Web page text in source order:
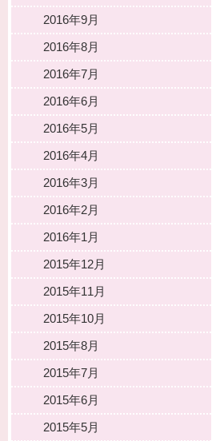
2016年9月
2016年8月
2016年7月
2016年6月
2016年5月
2016年4月
2016年3月
2016年2月
2016年1月
2015年12月
2015年11月
2015年10月
2015年8月
2015年7月
2015年6月
2015年5月